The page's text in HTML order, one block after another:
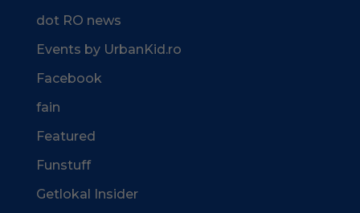
dot RO news
Events by UrbanKid.ro
Facebook
fain
Featured
Funstuff
Getlokal Insider